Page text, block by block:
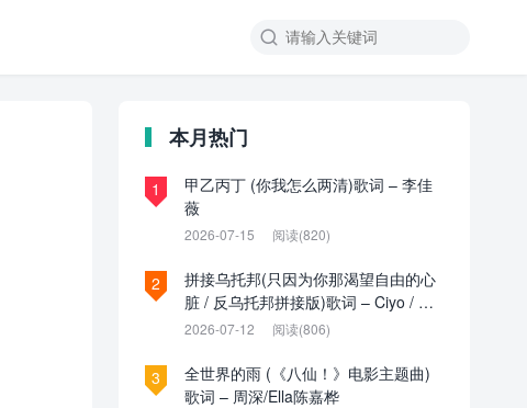

本月热门
1
甲乙丙丁 (你我怎么两清)歌词 – 李佳
薇
2026-07-15 阅读(820)
2
拼接乌托邦(只因为你那渴望自由的心
脏 / 反乌托邦拼接版)歌词 – Ciyo / 见
过夏天P / 乌托邦P
2026-07-12 阅读(806)
3
全世界的雨 (《八仙！》电影主题曲)
歌词 – 周深/Ella陈嘉桦